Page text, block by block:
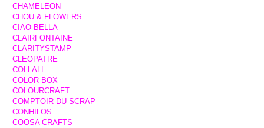
CHAMELEON
CHOU & FLOWERS
CIAO BELLA
CLAIRFONTAINE
CLARITYSTAMP
CLEOPATRE
COLLALL
COLOR BOX
COLOURCRAFT
COMPTOIR DU SCRAP
CONHILOS
COOSA CRAFTS